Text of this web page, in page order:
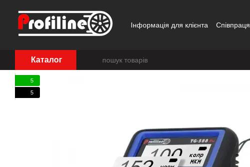
Інформація для клієнта Співпраця
Каталог
5
5